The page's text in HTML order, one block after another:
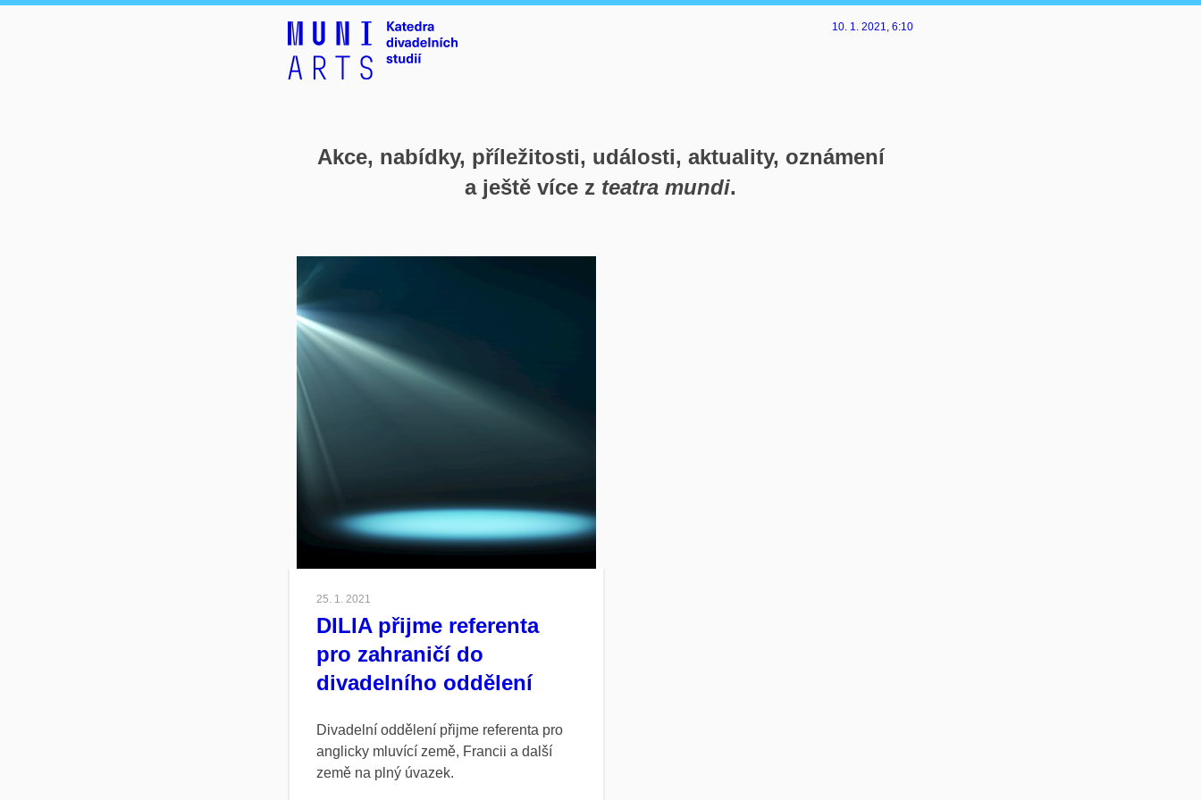
10. 1. 2021, 6:10
Akce, nabídky, příležitosti, události, aktuality, oznámení
a ještě více z teatra mundi.
25. 1. 2021
DILIA přijme referenta
pro zahraničí do
divadelního oddělení
Divadelní oddělení přijme referenta pro
anglicky mluvící země, Francii a další
země na plný úvazek.